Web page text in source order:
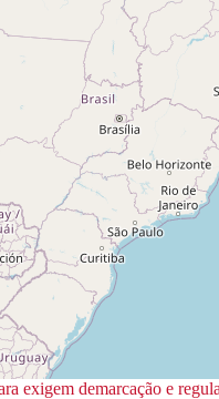
exigem demarcação e